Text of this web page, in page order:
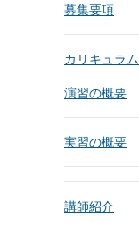
募集要項
カリキュラム
演習の概要
実習の概要
講師紹介